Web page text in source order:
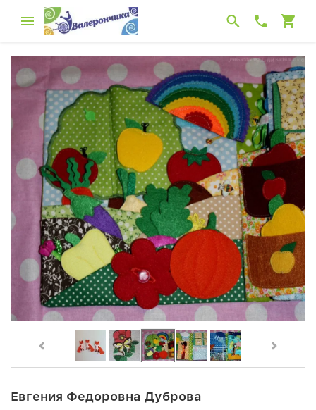
Евгения Федоровна Дуброва